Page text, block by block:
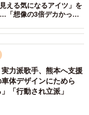
中（提供：黒猫モモ@型
寄せられて、１４万
投稿した黒猫モモさ
える気になるアイツ」を
「想像の3倍デカかっ
実力派歌手、熊本へ支援
体デザインにためら
「行動され立派」